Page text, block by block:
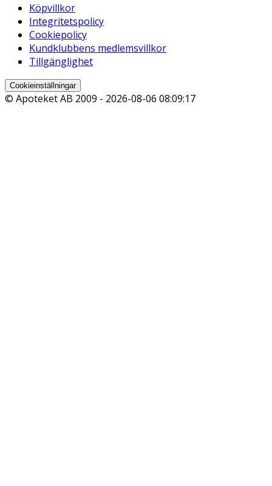
Köpvillkor
Integritetspolicy
Cookiepolicy
Kundklubbens medlemsvillkor
Tillgänglighet
Cookieinställningar
© Apoteket AB 2009 - 2026-08-06 08:09:17